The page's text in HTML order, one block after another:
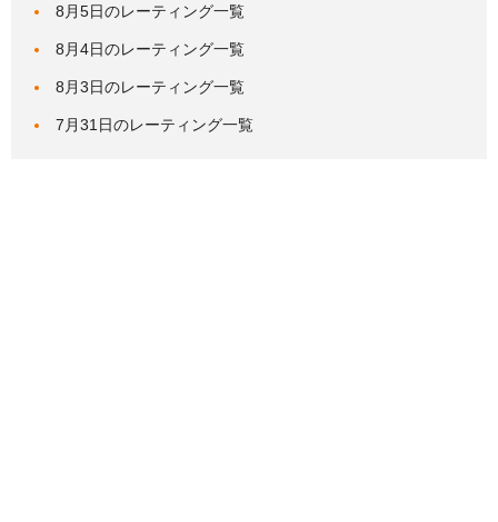
8月5日のレーティング一覧
8月4日のレーティング一覧
8月3日のレーティング一覧
7月31日のレーティング一覧